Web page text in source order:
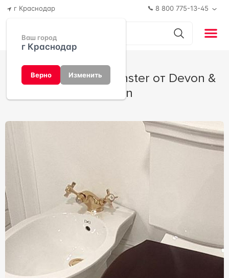
г Краснодар
Ваш город
г Краснодар
Верно Изменить
8 800 775-13-45
Devon